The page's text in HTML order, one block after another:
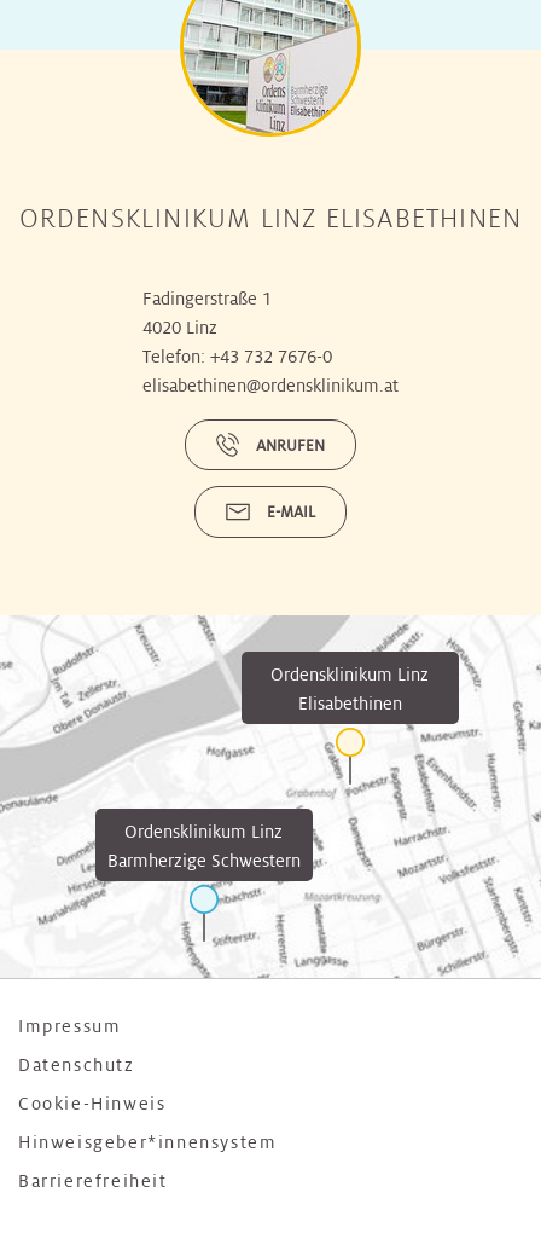
ORDENSKLINIKUM LINZ ELISABETHINEN
Fadingerstraße 1
4020 Linz
Telefon: +43 732 7676-0
elisabethinen@ordensklinikum.at
ANRUFEN
E-MAIL
Ordensklinikum Linz
Barmherzige Schwestern
Ordensklinikum Linz
Elisabethinen
Impressum
Datenschutz
Cookie-Hinweis
Hinweisgeber*innensystem
Barrierefreiheit